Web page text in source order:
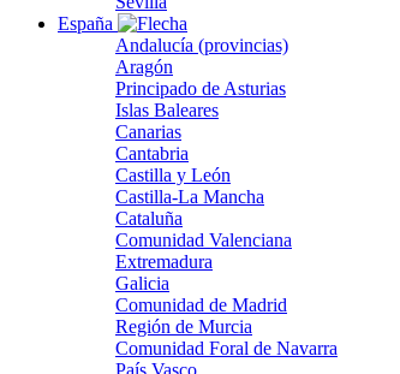
España
Andalucía (provincias)
Aragón
Principado de Asturias
Islas Baleares
Canarias
Cantabria
Castilla y León
Castilla-La Mancha
Cataluña
Comunidad Valenciana
Extremadura
Galicia
Comunidad de Madrid
Región de Murcia
Comunidad Foral de Navarra